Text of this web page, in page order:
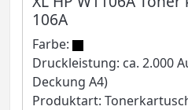
106A
Farbe:
Druckleistung: ca. 2.000
Deckung A4)
Produktart: